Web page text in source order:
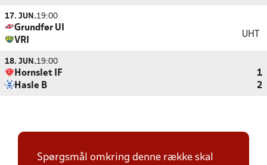
17. JUN.19:00
Grundfør UI
VRI
UHT
18. JUN.19:00
Hornslet IF
1
Hasle B
2
Spørgsmål omkring denne række skal